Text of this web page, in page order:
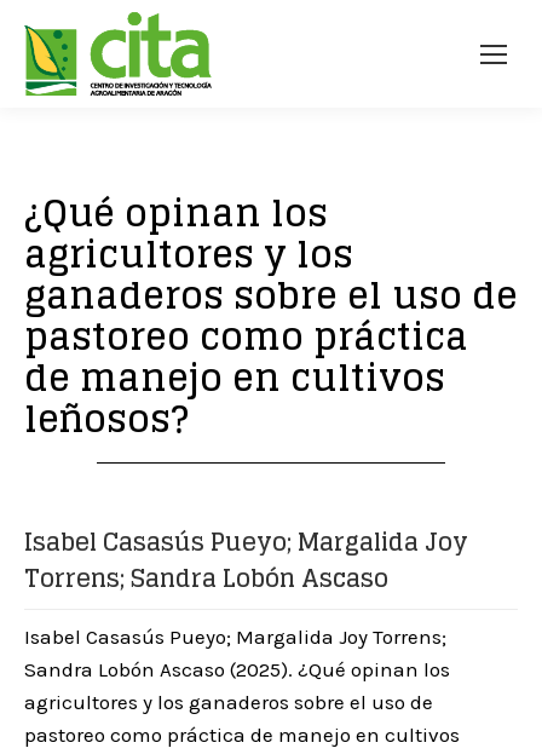
¿Qué opinan los
agricultores y los
ganaderos sobre el uso de
pastoreo como práctica
de manejo en cultivos
leñosos?
Isabel Casasús Pueyo; Margalida Joy
Torrens; Sandra Lobón Ascaso
Isabel Casasús Pueyo; Margalida Joy Torrens;
Sandra Lobón Ascaso (2025). ¿Qué opinan los
agricultores y los ganaderos sobre el uso de
pastoreo como práctica de manejo en cultivos